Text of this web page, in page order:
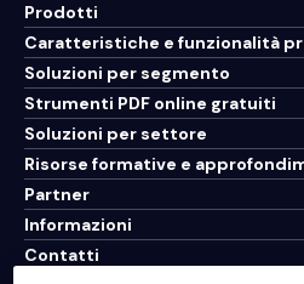
Prodotti
Caratteristiche e funzionalità
Soluzioni per segmento
Strumenti PDF online gratuiti
Soluzioni per settore
Risorse formative e
Partner
Informazioni
Contatti